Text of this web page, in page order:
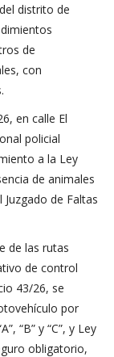
distrito de
de
con
en calle El
policial
a la Ley
de animales
de Faltas
de las rutas
de control
43/26, se
por
“B” y “C”, y Ley
obligatorio,